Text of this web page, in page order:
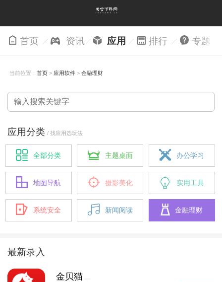
首页 资讯 应用 排行 专题
当前位置： 首页> 应用软件> 金融理财
应用分类 / 找应用选玩法
全部分类 主题桌面 办公学习
地图导航 摄影美化 实用工具
系统安全 新闻阅读 金融理财
最新录入
金贝猫